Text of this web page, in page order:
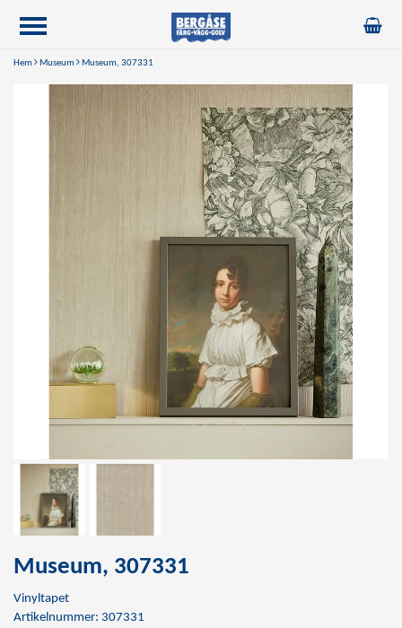
Hem Museum Museum, 307331
Museum, 307331
Vinyltapet
Artikelnummer: 307331